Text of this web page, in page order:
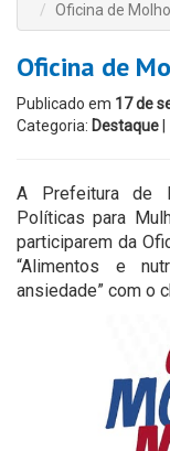
Oficina de
Oficina de
Publicado em 17 de
Categoria: Destaque
A Prefeitura de
Políticas para
participarem da
“Alimentos e
ansiedade” com o